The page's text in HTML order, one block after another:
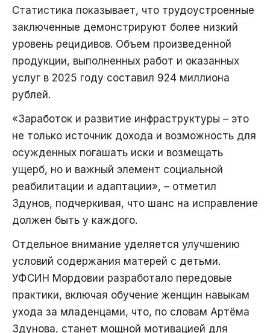
Статистика показывает, что трудоустроенные
заключенные демонстрируют более низкий
уровень рецидивов. Объем произведенной
продукции, выполненных работ и оказанных
услуг в 2025 году составил 924 миллиона
рублей.
«Заработок и развитие инфраструктуры – это
не только источник дохода и возможность для
осужденных погашать иски и возмещать
ущерб, но и важный элемент социальной
реабилитации и адаптации», – отметил
Здунов, подчеркивая, что шанс на исправление
должен быть у каждого.
Отдельное внимание уделяется улучшению
условий содержания матерей с детьми.
УФСИН Мордовии разработало передовые
практики, включая обучение женщин навыкам
ухода за младенцами, что, по словам Артёма
Здунова, станет мощной мотивацией для